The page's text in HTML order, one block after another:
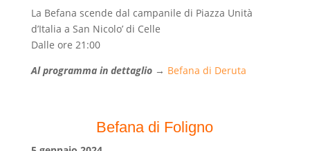
La Befana scende dal campanile di Piazza Unità
d’Italia a San Nicolo’ di Celle
Dalle ore 21:00
Al programma in dettaglio→ Befana di Deruta
Befana di Foligno